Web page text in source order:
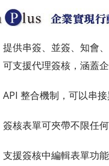
提供串簽、並簽、知會
可支援代理簽核，涵蓋
API 整合機制，可以串
簽核表單可夾帶不限任
支援簽核中編輯表單功